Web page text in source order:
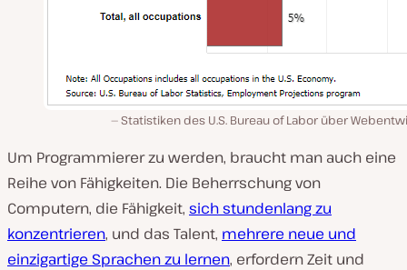
Statistiken des U.S. Bureau of Labor über
Um Programmierer zu werden, braucht man auch eine
Reihe von Fähigkeiten. Die Beherrschung von
Computern, die Fähigkeit, sich stundenlang zu
konzentrieren, und das Talent, mehrere neue und
einzigartige Sprachen zu lernen, erfordern Zeit und